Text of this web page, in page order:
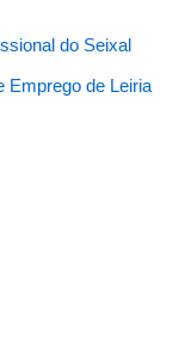
do Seixal
Emprego de Leiria